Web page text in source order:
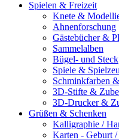
Spielen & Freizeit
Knete &
Ahnenforschung
Gästebücher &
Sammelalben
Bügel- und
Spiele &
Schminkfarben
3D-Stifte &
3D-Drucker &
Grüßen & Schenken
Kalligraphie /
Karten - Geburt /